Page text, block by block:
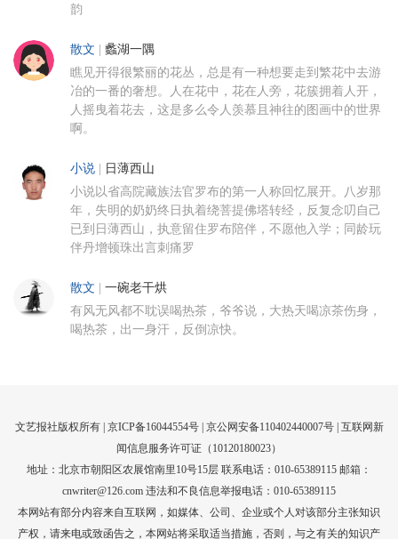
韵
散文 蠡湖一隅
瞧见开得很繁丽的花丛，总是有一种想要走到繁花中去游
冶的一番的奢想。人在花中，花在人旁，花簇拥着人开，
人摇曳着花去，这是多么令人羡慕且神往的图画中的世界
啊。
小说 日薄西山
小说以省高院藏族法官罗布的第一人称回忆展开。八岁那
年，失明的奶奶终日执着绕菩提佛塔转经，反复念叨自己
已到日薄西山，执意留住罗布陪伴，不愿他入学；同龄玩
伴丹增顿珠出言刺痛罗
散文 一碗老干烘
有风无风都不耽误喝热茶，爷爷说，大热天喝凉茶伤身，
喝热茶，出一身汗，反倒凉快。
文艺报社版权所有 | 京ICP备16044554号| 京公网安备110402440007号 | 互联网新
闻信息服务许可证（10120180023）
地址：北京市朝阳区农展馆南里10号15层 联系电话：010-65389115 邮箱：
cnwriter@126.com 违法和不良信息举报电话：010-65389115
本网站有部分内容来自互联网，如媒体、公司、企业或个人对该部分主张知识
产权，请来电或致函告之，本网站将采取适当措施，否则，与之有关的知识产